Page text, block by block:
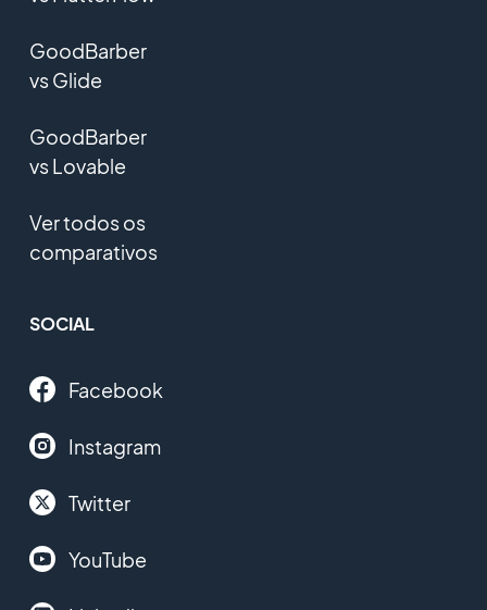
GoodBarber
vs Glide
GoodBarber
vs Lovable
Ver todos os
comparativos
SOCIAL
Facebook
Instagram
Twitter
YouTube